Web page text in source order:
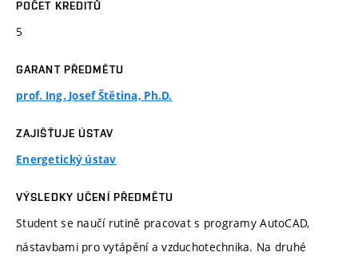
POČET KREDITŮ
5
GARANT PŘEDMĚTU
prof. Ing. Josef Štětina, Ph.D.
ZAJIŠŤUJE ÚSTAV
Energetický ústav
VÝSLEDKY UČENÍ PŘEDMĚTU
Student se naučí rutině pracovat s programy AutoCAD,
nástavbami pro vytápění a vzduchotechnika. Na druhé